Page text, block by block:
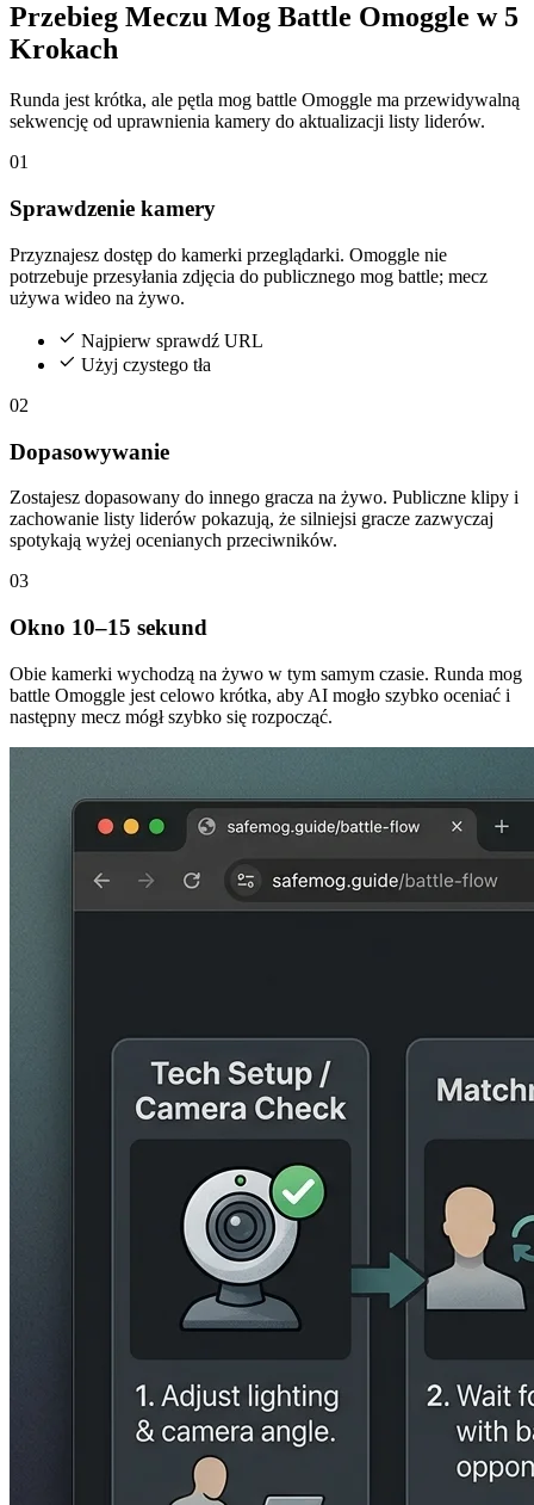
Przebieg Meczu Mog Battle Omoggle w 5
Krokach
Runda jest krótka, ale pętla mog battle Omoggle ma przewidywalną
sekwencję od uprawnienia kamery do aktualizacji listy liderów.
01
Sprawdzenie kamery
Przyznajesz dostęp do kamerki przeglądarki. Omoggle nie
potrzebuje przesyłania zdjęcia do publicznego mog battle; mecz
używa wideo na żywo.
Najpierw sprawdź URL
Użyj czystego tła
02
Dopasowywanie
Zostajesz dopasowany do innego gracza na żywo. Publiczne klipy i
zachowanie listy liderów pokazują, że silniejsi gracze zazwyczaj
spotykają wyżej ocenianych przeciwników.
03
Okno 10–15 sekund
Obie kamerki wychodzą na żywo w tym samym czasie. Runda mog
battle Omoggle jest celowo krótka, aby AI mogło szybko oceniać i
następny mecz mógł szybko się rozpocząć.